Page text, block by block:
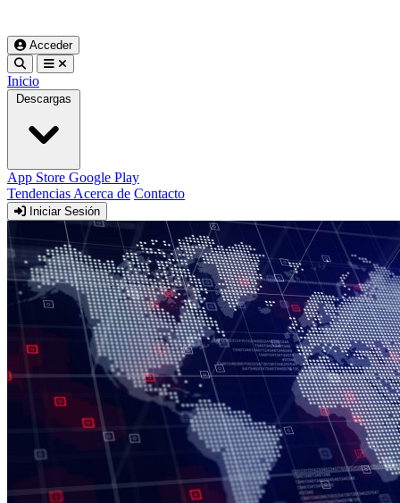
Acceder
Inicio
Descargas
App Store Google Play
Tendencias Acerca de Contacto
Iniciar Sesión